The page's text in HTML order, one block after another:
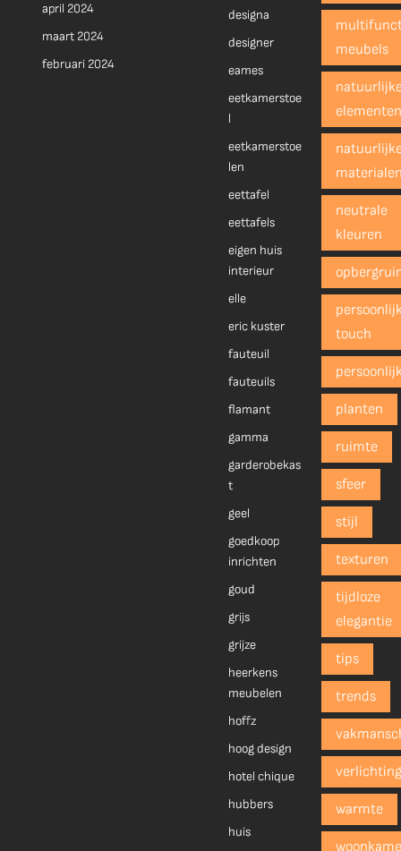
april 2024
maart 2024
februari 2024
designa
designer
eames
eetkamerstoe
l
eetkamerstoe
len
eettafel
eettafels
eigen huis
interieur
elle
eric kuster
fauteuil
fauteuils
flamant
gamma
garderobekas
t
geel
goedkoop
inrichten
goud
grijs
grijze
heerkens
meubelen
hoffz
hoog design
hotel chique
hubbers
huis
meubels
neutrale
kleuren
touch
planten
ruimte
sfeer
stijl
texturen
tijdloze
elegantie
tips
trends
warmte